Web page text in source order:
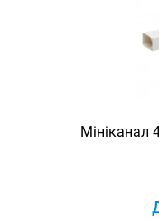
Мініканал